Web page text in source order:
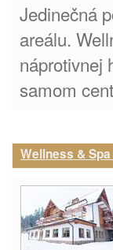
Jedinečná
areálu.
náprotivnej
samom
Wellness &